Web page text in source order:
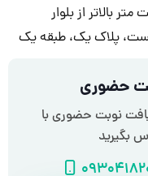
بالاتر از بلوار
پلاک یک، طبقه یک
حضوری
نوبت حضوری با
بگیرید
شماره موبایل